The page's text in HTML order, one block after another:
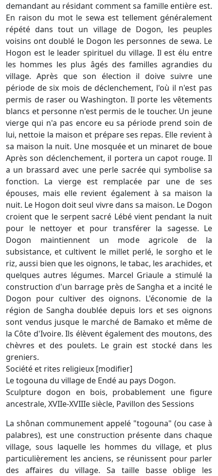
demandant au résidant comment sa famille entière est.
En raison du mot le sewa est tellement généralement
répété dans tout un village de Dogon, les peuples
voisins ont doublé le Dogon les personnes de sewa. Le
Hogon est le leader spirituel du village. Il est élu entre
les hommes les plus âgés des familles agrandies du
village. Après que son élection il doive suivre une
période de six mois de déclenchement, l'où il n'est pas
permis de raser ou Washington. Il porte les vêtements
blancs et personne n'est permis de le toucher. Un jeune
vierge qui n'a pas encore eu sa période prend soin de
lui, nettoie la maison et prépare ses repas. Elle revient à
sa maison la nuit. Une mosquée et un minaret de boue
Après son déclenchement, il portera un capot rouge. Il
a un brassard avec une perle sacrée qui symbolise sa
fonction. La vierge est remplacée par une de ses
épouses, mais elle revient également à sa maison la
nuit. Le Hogon doit seul vivre dans sa maison. Le Dogon
croient que le serpent sacré Lébé vient pendant la nuit
pour le nettoyer et pour transférer la sagesse. Le
Dogon maintiennent un mode agricole de la
subsistance, et cultivent le millet perlé, le sorgho et le
riz, aussi bien que les oignons, le tabac, les arachides, et
quelques autres légumes. Marcel Griaule a stimulé la
construction d'un barrage près de Sangha et a incité le
Dogon pour cultiver des oignons. L'économie de la
région de Sangha doublée depuis lors et ses oignons
sont vendus jusque le marché de Bamako et même de
la Côte d'Ivoire. Ils élèvent également des moutons, des
chèvres et des poulets. Le grain est stocké dans les
greniers.
Société et rites religieux [modifier]
Le togouna du village de Endé au pays Dogon.
Sculpture dogon en bois, probablement une figure
ancestrale, XVIIe-XVIIIe siècle, Pavillon des Sessions
La shônan communement appelé "togouna" (ou case à
palabres), est une construction présente dans chaque
village, sous laquelle les hommes du village, et plus
particulièrement les anciens, se réunissent pour parler
des affaires du village. Sa taille basse oblige les